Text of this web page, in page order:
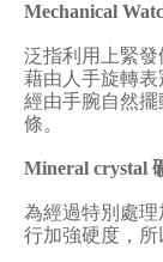
Mechanical
泛指利用上緊
藉由人手旋轉
經由手腕自然
條。
Mineral crystal
為經過特別處
行加強硬度，所